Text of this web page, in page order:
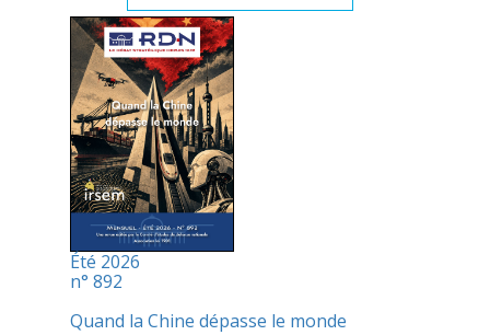
Été 2026
n° 892
Quand la Chine dépasse le monde